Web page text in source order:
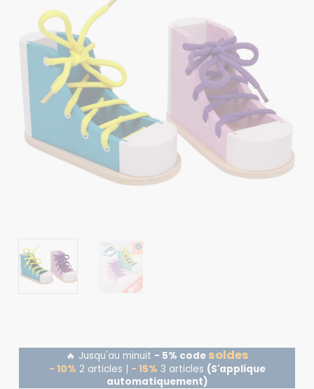
🔥 Jusqu'au minuit - 5% code soldes
- 10% 2 articles | - 15% 3 articles (S'applique
automatiquement)